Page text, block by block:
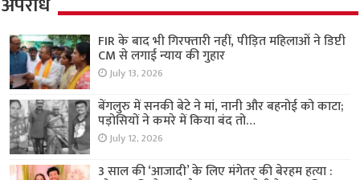
FIR के बाद भी गिरफ्तारी नहीं, पीड़ित महिलाओं ने डिप्टी
CM से लगाई न्याय की गुहार
July 13, 2026
बेंगलुरु में सनकी बेटे ने मां, नानी और बहनोई को काटा;
पड़ोसियों ने कमरे में किया बंद तो…
July 12, 2026
3 साल की ‘आजादी’ के लिए मंगेतर की बेरहम हत्या :